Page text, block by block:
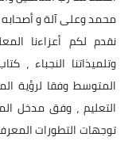
محمد وعلى آلة و
نقدم لكم أعزاءنا
وتلميذاتنا النجباء ،
التعليم ، وفق مدخل
توجهات التطورات